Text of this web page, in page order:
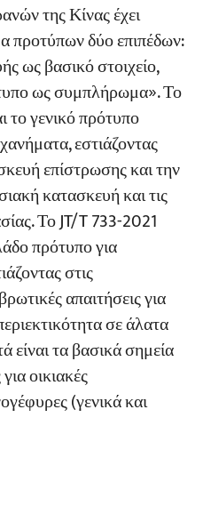
της Κίνας έχει
προτύπων δύο επιπέδων:
ως βασικό στοιχείο,
ως συμπλήρωμα». Το
το γενικό πρότυπο
εστιάζοντας
επίστρωσης και την
κατασκευή και τις
Το JT/T 733-2021
πρότυπο για
στις
απαιτήσεις για
σε άλατα
τα βασικά σημεία
οικιακές
(γενικά και